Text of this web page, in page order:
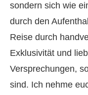
sondern sich wie
durch den
Reise durch
Exklusivität und
Versprechungen,
sind. Ich nehme